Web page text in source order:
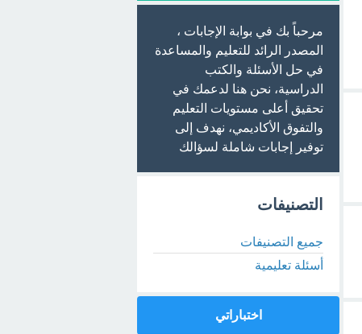
مرحباً بك في بوابة الإجابات ،
المصدر الرائد للتعليم والمساعدة
في حل الأسئلة والكتب
الدراسية، نحن هنا لدعمك في
تحقيق أعلى مستويات التعليم
والتفوق الأكاديمي، نهدف إلى
توفير إجابات شاملة لسؤالك
التصنيفات
جميع التصنيفات
أسئلة تعليمية
اختباراتي